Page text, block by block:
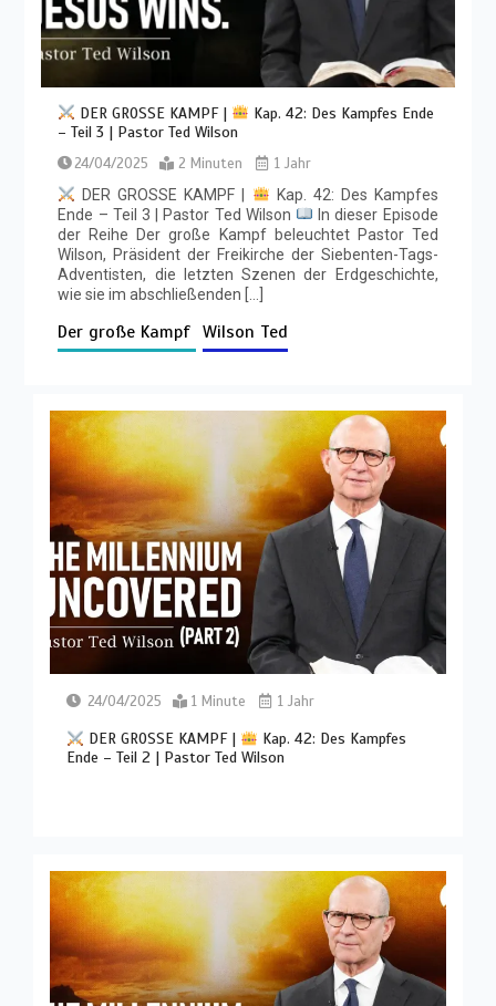
DER GROSSE KAMPF |
Kap. 42: Des Kampfes Ende
– Teil 3 | Pastor Ted Wilson
24/04/2025 2 Minuten
1 Jahr
DER GROSSE KAMPF |
Kap. 42: Des Kampfes
Ende – Teil 3 | Pastor Ted Wilson
In dieser Episode
der Reihe Der große Kampf beleuchtet Pastor Ted
Wilson, Präsident der Freikirche der Siebenten-Tags-
Adventisten, die letzten Szenen der Erdgeschichte,
wie sie im abschließenden […]
Der große Kampf Wilson Ted
24/04/2025 1 Minute 1 Jahr
DER GROSSE KAMPF |
Kap. 42: Des Kampfes
Ende – Teil 2 | Pastor Ted Wilson